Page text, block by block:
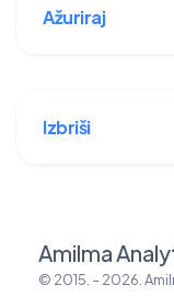
Ažuriraj
Izbriši
Amilma
© 2015. – 2026.